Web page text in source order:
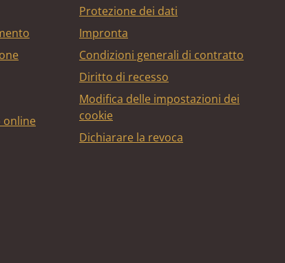
online
Protezione dei dati
Impronta
Condizioni generali di contratto
Diritto di recesso
Modifica delle impostazioni dei
cookie
Dichiarare la revoca